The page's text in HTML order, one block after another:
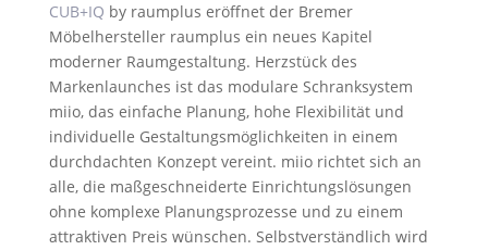
CUB+IQ by raumplus eröffnet der Bremer
Möbelhersteller raumplus ein neues Kapitel
moderner Raumgestaltung. Herzstück des
Markenlaunches ist das modulare Schranksystem
miio, das einfache Planung, hohe Flexibilität und
individuelle Gestaltungsmöglichkeiten in einem
durchdachten Konzept vereint. miio richtet sich an
alle, die maßgeschneiderte Einrichtungslösungen
ohne komplexe Planungsprozesse und zu einem
attraktiven Preis wünschen. Selbstverständlich wird